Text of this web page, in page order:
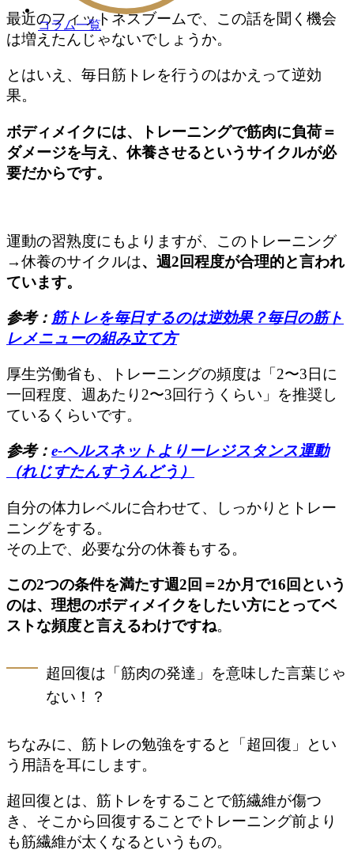
コラム一覧
最近のフィットネスブームで、この話を聞く機会
は増えたんじゃないでしょうか。
とはいえ、毎日筋トレを行うのはかえって逆効
果。
ボディメイクには、トレーニングで筋肉に負荷＝
ダメージを与え、休養させるというサイクルが必
要だからです。
運動の習熟度にもよりますが、このトレーニング
→休養のサイクルは、週2回程度が合理的と言われ
ています。
参考： 筋トレを毎日するのは逆効果？毎日の筋ト
レメニューの組み立て方
厚生労働省も、トレーニングの頻度は「2〜3日に
一回程度、週あたり2〜3回行うくらい」を推奨し
ているくらいです。
参考： e-ヘルスネットよりーレジスタンス運動
（れじすたんすうんどう）
自分の体力レベルに合わせて、しっかりとトレー
ニングをする。
その上で、必要な分の休養もする。
この2つの条件を満たす週2回＝2か月で16回という
のは、理想のボディメイクをしたい方にとってベ
ストな頻度と言えるわけですね。
超回復は「筋肉の発達」を意味した言葉じゃ
ない！？
ちなみに、筋トレの勉強をすると「超回復」とい
う用語を耳にします。
超回復とは、筋トレをすることで筋繊維が傷つ
き、そこから回復することでトレーニング前より
も筋繊維が太くなるというもの。